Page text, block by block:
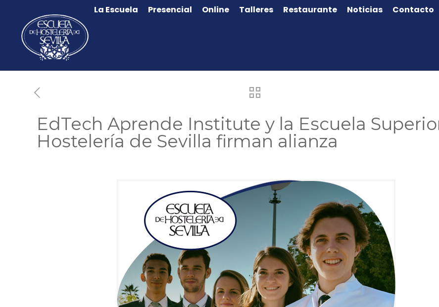
La Escuela Presencial Online Talleres Restaurante Noticias Contacto
EdTech Aprende Institute y la Escuela
Hostelería de Sevilla firman alianza